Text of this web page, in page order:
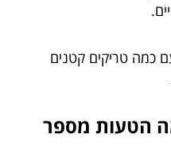
כמה טריקים קטנים
הטעות מספר